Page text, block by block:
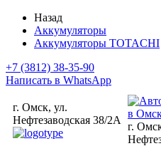
Назад
Аккумуляторы
Аккумуляторы TOTACHI
+7 (3812) 38-35-90
Написать в WhatsApp
г. Омск, ул.
Нефтезаводская 38/2А
г.